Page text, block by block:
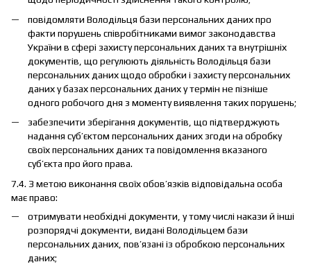
повідомляти Володільця бази персональних даних про
факти порушень співробітниками вимог законодавства
України в сфері захисту персональних даних та внутрішніх
документів, що регулюють діяльність Володільця бази
персональних даних щодо обробки і захисту персональних
даних у базах персональних даних у термін не пізніше
одного робочого дня з моменту виявлення таких порушень;
забезпечити зберігання документів, що підтверджують
надання суб’єктом персональних даних згоди на обробку
своїх персональних даних та повідомлення вказаного
суб’єкта про його права.
7.4. З метою виконання своїх обов’язків відповідальна особа
має право:
отримувати необхідні документи, у тому числі накази й інші
розпорядчі документи, видані Володільцем бази
персональних даних, пов’язані із обробкою персональних
даних;